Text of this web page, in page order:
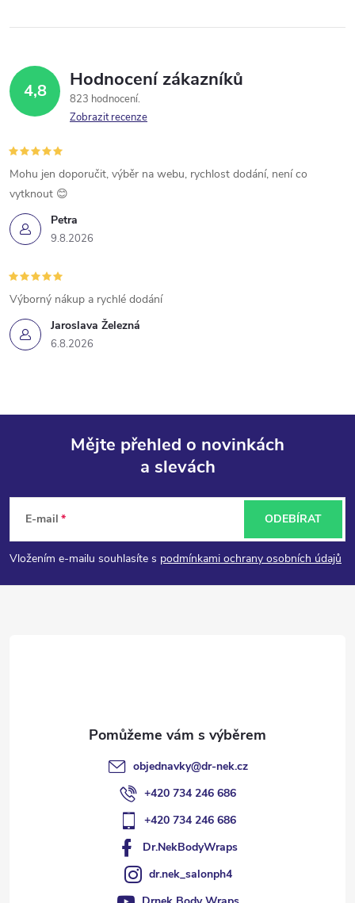
4,8 Hodnocení zákazníků
823 hodnocení
Zobrazit recenze
Petra
9.8.2026
Mohu jen doporučit, výběr na webu, rychlost dodání, není co
vytknout 😊
Jaroslava Železná
6.8.2026
Výborný nákup a rychlé dodání
p
a
Mějte přehled o novinkách
a slevách
E-mail
Vložením e-mailu souhlasíte s podmínkami ochrany osobních údajů
ODEBÍRAT
objednavky@dr-nek.cz
+420 734 246 686
+420 734 246 686
Dr.NekBodyWraps
dr.nek_salonph4